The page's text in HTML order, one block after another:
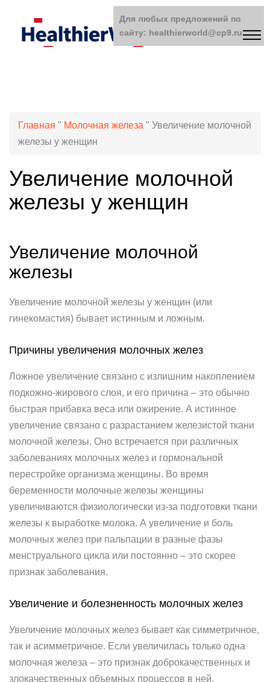
Главная " Молочная железа " Увеличение молочной
железы у женщин
Увеличение молочной
железы у женщин
Увеличение молочной
железы
Увеличение молочной железы у женщин (или
гинекомастия) бывает истинным и ложным.
Причины увеличения молочных желез
Ложное увеличение связано с излишним накоплением
подкожно-жирового слоя, и его причина – это обычно
быстрая прибавка веса или ожирение. А истинное
увеличение связано с разрастанием железистой ткани
молочной железы. Оно встречается при различных
заболеваниях молочных желез и гормональной
перестройке организма женщины. Во время
беременности молочные железы женщины
увеличиваются физиологически из-за подготовки ткани
железы к выработке молока. А увеличение и боль
молочных желез при пальпации в разные фазы
менструального цикла или постоянно – это скорее
признак заболевания.
Увеличение и болезненность молочных желез
Увеличение молочных желез бывает как симметричное,
так и асимметричное. Если увеличилась только одна
молочная железа – это признак доброкачественных и
злокачественных объемных процессов в ней.
Для любых предложений по
сайту: healthierworld@cp9.ru